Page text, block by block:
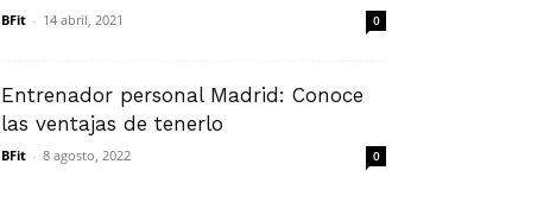
BFit - 14 abril, 2021 0
Entrenador personal Madrid: Conoce
las ventajas de tenerlo
BFit - 8 agosto, 2022 0